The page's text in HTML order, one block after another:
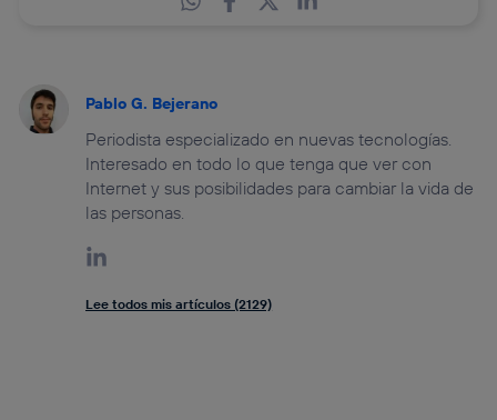
Pablo G. Bejerano
Periodista especializado en nuevas tecnologías.
Interesado en todo lo que tenga que ver con
Internet y sus posibilidades para cambiar la vida de
las personas.
Lee todos mis artículos (2129)